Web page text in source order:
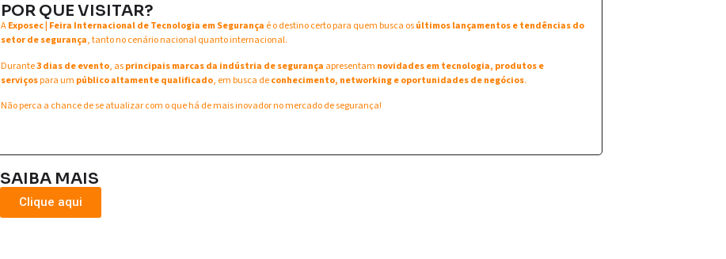
POR QUE VISITAR?
AExposec | Feira Internacional de Tecnologia em Segurança é o destino certo para quem busca osúltimos lançamentos e tendências do
setor de segurança, tanto no cenário nacional quanto internacional.
Durante3 dias de evento, asprincipais marcas da indústria de segurança apresentam novidades em tecnologia, produtos e
serviçospara um público altamente qualificado, em busca deconhecimento, networking e oportunidades de negócios.
Não perca a chance de se atualizar com o que há de mais inovador no mercado de segurança!
SAIBA MAIS
Clique aqui